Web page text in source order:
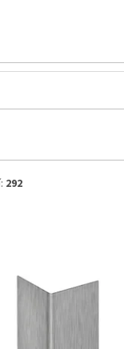
292